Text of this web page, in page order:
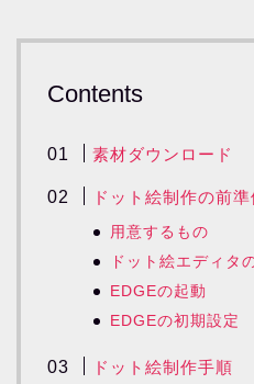
Contents
素材ダウンロード
ドット絵制作の前準
用意するもの
ドット絵エディタ
EDGEの起動
EDGEの初期設定
ドット絵制作手順